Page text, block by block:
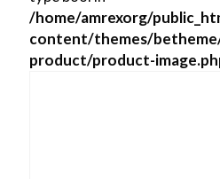
/home/amrexorg/
content/themes/
product/product-